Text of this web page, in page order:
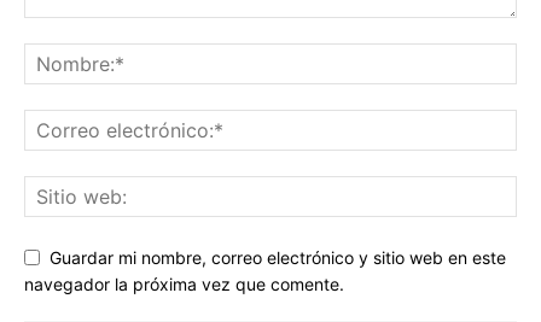
Guardar mi nombre, correo electrónico y sitio web en este
navegador la próxima vez que comente.